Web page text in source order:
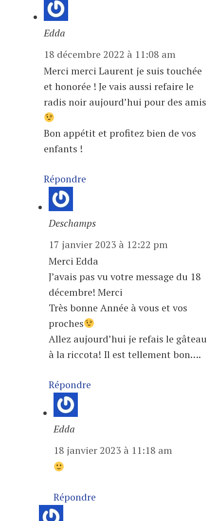
Edda
18 décembre 2022 à 11:08 am
Merci merci Laurent je suis touchée
et honorée ! Je vais aussi refaire le
radis noir aujourd’hui pour des amis
Bon appétit et profitez bien de vos
enfants !
Répondre
Deschamps
17 janvier 2023 à 12:22 pm
Merci Edda
J’avais pas vu votre message du 18
décembre! Merci
Très bonne Année à vous et vos
proches
Allez aujourd’hui je refais le gâteau
à la riccota! Il est tellement bon….
Répondre
Edda
18 janvier 2023 à 11:18 am
Répondre